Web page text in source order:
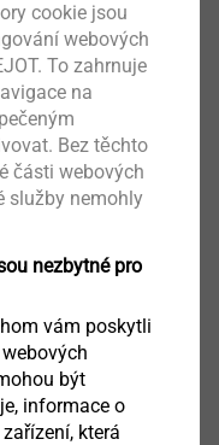
ISO 1173
cookie jsou
webových
To zahrnuje
na
Bez těchto
části webových
služby nemohly
nezbytné pro
vám poskytli
být
informace o
která